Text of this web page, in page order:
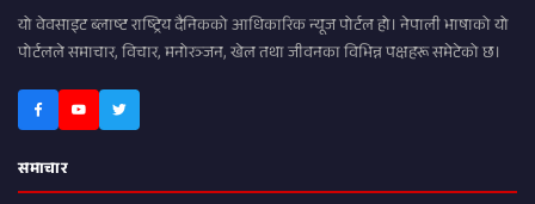
यो वेवसाइट ब्लाष्ट राष्ट्रिय दैनिकको आधिकारिक न्यूज पोर्टल हो। नेपाली भाषाको यो
पोर्टलले समाचार, विचार, मनोरञ्जन, खेल तथा जीवनका विभिन्न पक्षहरू समेटेको छ।
समाचार